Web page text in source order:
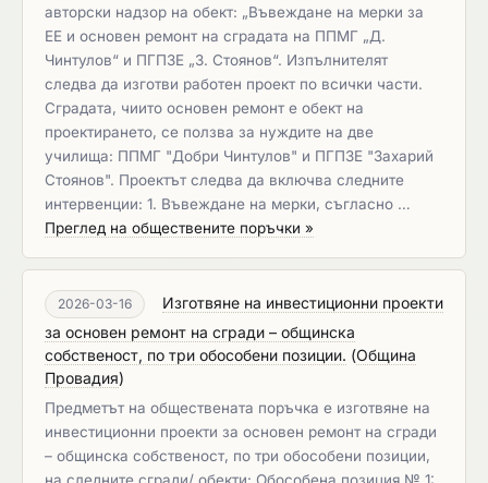
авторски надзор на обект: „Въвеждане на мерки за
ЕЕ и основен ремонт на сградата на ППМГ „Д.
Чинтулов“ и ПГПЗЕ „З. Стоянов“. Изпълнителят
следва да изготви работен проект по всички части.
Сградата, чиито основен ремонт е обект на
проектирането, се ползва за нуждите на две
училища: ППМГ "Добри Чинтулов" и ПГПЗЕ "Захарий
Стоянов". Проектът следва да включва следните
интервенции: 1. Въвеждане на мерки, съгласно …
Преглед на обществените поръчки »
2026-03-16
Изготвяне на инвестиционни проекти
за основен ремонт на сгради – общинска
собственост, по три обособени позиции. (Община
Провадия)
Предметът на обществената поръчка е изготвяне на
инвестиционни проекти за основен ремонт на сгради
– общинска собственост, по три обособени позиции,